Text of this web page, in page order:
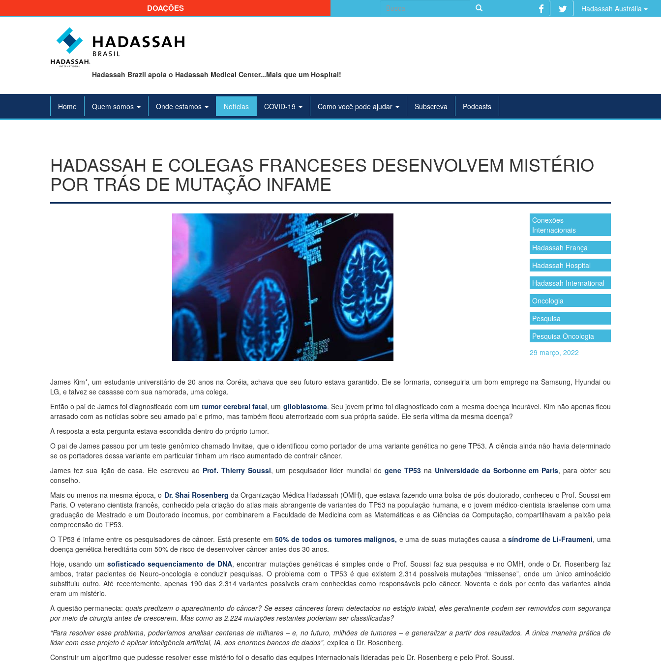
DOAÇÕES
Search
for:
Hadassah Austrália
Hadassah Brazil apoia o Hadassah Medical Center...Mais que um Hospital!
Home Quem somos Onde estamos Notícias COVID-19 Como você pode ajudar Subscreva Podcasts
HADASSAH E COLEGAS FRANCESES DESENVOLVEM MISTÉRIO
POR TRÁS DE MUTAÇÃO INFAME
Conexões
Internacionais
Hadassah França
Hadassah Hospital
Hadassah International
Oncologia
Pesquisa
Pesquisa Oncologia
29 março, 2022
James Kim*, um estudante universitário de 20 anos na Coréia, achava que seu futuro estava garantido. Ele se formaria, conseguiria um bom emprego na Samsung, Hyundai ou
LG, e talvez se casasse com sua namorada, uma colega.
Então o pai de James foi diagnosticado com umtumor cerebral fatal, um glioblastoma. Seu jovem primo foi diagnosticado com a mesma doença incurável. Kim não apenas ficou
arrasado com as notícias sobre seu amado pai e primo, mas também ficou aterrorizado com sua própria saúde. Ele seria vítima da mesma doença?
A resposta a esta pergunta estava escondida dentro do próprio tumor.
O pai de James passou por um teste genômico chamado Invitae, que o identificou como portador de uma variante genética no gene TP53. A ciência ainda não havia determinado
se os portadores dessa variante em particular tinham um risco aumentado de contrair câncer.
James fez sua lição de casa. Ele escreveu ao Prof. Thierry Soussi, um pesquisador líder mundial dogene TP53 na Universidade da Sorbonne em Paris, para obter seu
conselho.
Mais ou menos na mesma época, o Dr. Shai Rosenberg da Organização Médica Hadassah (OMH), que estava fazendo uma bolsa de pós-doutorado, conheceu o Prof. Soussi em
Paris. O veterano cientista francês, conhecido pela criação do atlas mais abrangente de variantes do TP53 na população humana, e o jovem médico-cientista israelense com uma
graduação de Mestrado e um Doutorado incomus, por combinarem a Faculdade de Medicina com as Matemáticas e as Ciências da Computação, compartilhavam a paixão pela
compreensão do TP53.
O TP53 é infame entre os pesquisadores de câncer. Está presente em50% de todos os tumores malignos, e uma de suas mutações causa asíndrome de Li-Fraumeni, uma
doença genética hereditária com 50% de risco de desenvolver câncer antes dos 30 anos.
Hoje, usando umsofisticado sequenciamento de DNA, encontrar mutações genéticas é simples onde o Prof. Soussi faz sua pesquisa e no OMH, onde o Dr. Rosenberg faz
ambos, tratar pacientes de Neuro-oncologia e conduzir pesquisas. O problema com o TP53 é que existem 2.314 possíveis mutações “missense”, onde um único aminoácido
substituiu outro. Até recentemente, apenas 190 das 2.314 variantes possíveis eram conhecidas como responsáveis ​​pelo câncer. Noventa e dois por cento das variantes ainda
eram um mistério.
A questão permanecia: quais predizem o aparecimento do câncer? Se esses cânceres forem detectados no estágio inicial, eles geralmente podem ser removidos com segurança
por meio de cirurgia antes de crescerem. Mas como as 2.224 mutações restantes poderiam ser classificadas?
“Para resolver esse problema, poderíamos analisar centenas de milhares – e, no futuro, milhões de tumores – e generalizar a partir dos resultados. A única maneira prática de
lidar com esse projeto é aplicar inteligência artificial, IA, aos enormes bancos de dados”, explica o Dr. Rosenberg.
Construir um algoritmo que pudesse resolver esse mistério foi o desafio das equipes internacionais lideradas pelo Dr. Rosenberg e pelo Prof. Soussi.